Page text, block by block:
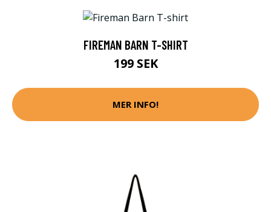
FIREMAN BARN T-SHIRT
199 SEK
MER INFO!